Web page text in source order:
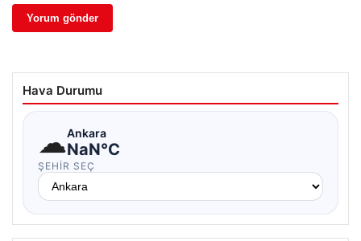
Hava Durumu
☁Ankara
NaN°C
ŞEHIR SEÇ